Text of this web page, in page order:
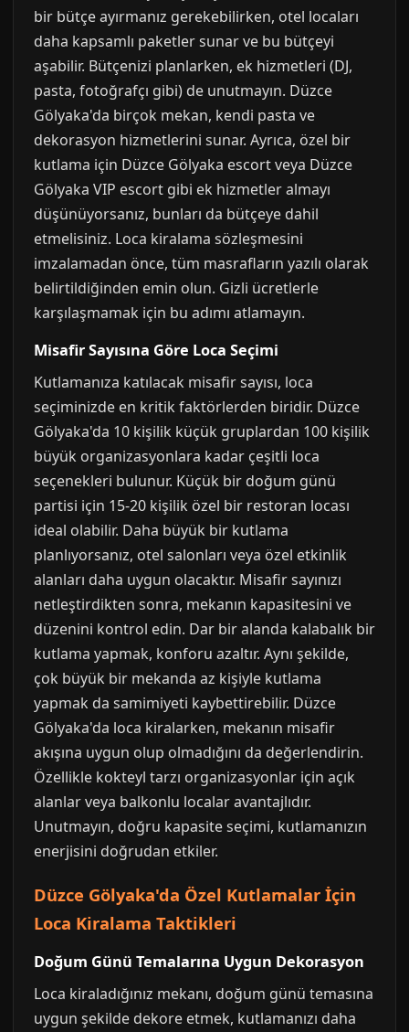
bir bütçe ayırmanız gerekebilirken, otel locaları
daha kapsamlı paketler sunar ve bu bütçeyi
aşabilir. Bütçenizi planlarken, ek hizmetleri (DJ,
pasta, fotoğrafçı gibi) de unutmayın. Düzce
Gölyaka'da birçok mekan, kendi pasta ve
dekorasyon hizmetlerini sunar. Ayrıca, özel bir
kutlama için Düzce Gölyaka escort veya Düzce
Gölyaka VIP escort gibi ek hizmetler almayı
düşünüyorsanız, bunları da bütçeye dahil
etmelisiniz. Loca kiralama sözleşmesini
imzalamadan önce, tüm masrafların yazılı olarak
belirtildiğinden emin olun. Gizli ücretlerle
karşılaşmamak için bu adımı atlamayın.
Misafir Sayısına Göre Loca Seçimi
Kutlamanıza katılacak misafir sayısı, loca
seçiminizde en kritik faktörlerden biridir. Düzce
Gölyaka'da 10 kişilik küçük gruplardan 100 kişilik
büyük organizasyonlara kadar çeşitli loca
seçenekleri bulunur. Küçük bir doğum günü
partisi için 15-20 kişilik özel bir restoran locası
ideal olabilir. Daha büyük bir kutlama
planlıyorsanız, otel salonları veya özel etkinlik
alanları daha uygun olacaktır. Misafir sayınızı
netleştirdikten sonra, mekanın kapasitesini ve
düzenini kontrol edin. Dar bir alanda kalabalık bir
kutlama yapmak, konforu azaltır. Aynı şekilde,
çok büyük bir mekanda az kişiyle kutlama
yapmak da samimiyeti kaybettirebilir. Düzce
Gölyaka'da loca kiralarken, mekanın misafir
akışına uygun olup olmadığını da değerlendirin.
Özellikle kokteyl tarzı organizasyonlar için açık
alanlar veya balkonlu localar avantajlıdır.
Unutmayın, doğru kapasite seçimi, kutlamanızın
enerjisini doğrudan etkiler.
Düzce Gölyaka'da Özel Kutlamalar İçin
Loca Kiralama Taktikleri
Doğum Günü Temalarına Uygun Dekorasyon
Loca kiraladığınız mekanı, doğum günü temasına
uygun şekilde dekore etmek, kutlamanızı daha